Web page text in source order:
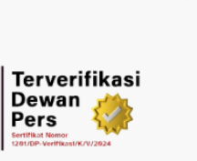
Indonesia Kalah 0-3
Chelsea
AC Milan 3-0